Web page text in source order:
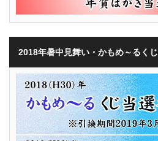
2018年暑中見舞い・かもめ～るくじ